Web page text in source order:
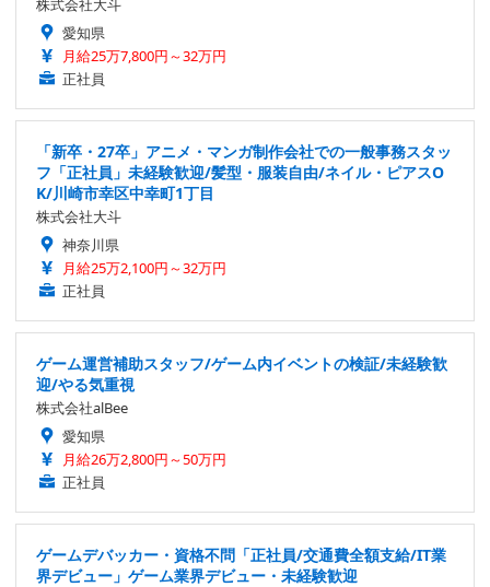
株式会社大斗
愛知県
月給25万7,800円～32万円
正社員
「新卒・27卒」アニメ・マンガ制作会社での一般事務スタッ
フ「正社員」未経験歓迎/髪型・服装自由/ネイル・ピアスO
K/川崎市幸区中幸町1丁目
株式会社大斗
神奈川県
月給25万2,100円～32万円
正社員
ゲーム運営補助スタッフ/ゲーム内イベントの検証/未経験歓
迎/やる気重視
株式会社alBee
愛知県
月給26万2,800円～50万円
正社員
ゲームデバッカー・資格不問「正社員/交通費全額支給/IT業
界デビュー」ゲーム業界デビュー・未経験歓迎